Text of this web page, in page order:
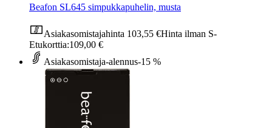
Beafon SL645 simpukkapuhelin, musta
Asiakasomistajahinta 103,55 €Hinta ilman S-
Etukorttia:109,00 €
Asiakasomistaja-alennus-15 %